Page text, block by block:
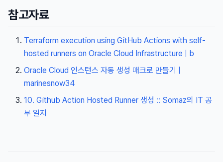
참고자료
Terraform execution using GitHub Actions with self-
hosted runners on Oracle Cloud Infrastructure | b
Oracle Cloud 인스턴스 자동 생성 매크로 만들기 |
marinesnow34
10. Github Action Hosted Runner 생성 :: Somaz의 IT 공
부 일지